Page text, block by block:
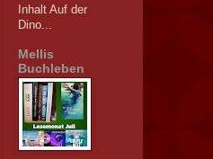
Inhalt Auf der
Dino...
Mellis
Buchleben